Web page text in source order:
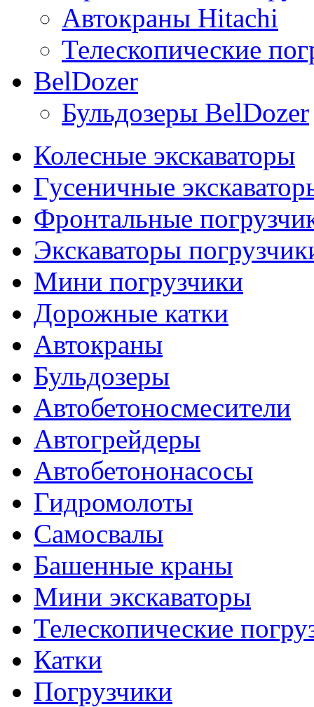
Автокраны Hitachi
Телескопические
BelDozer
Бульдозеры BelDozer
Колесные экскаваторы
Гусеничные
Фронтальные
Экскаваторы
Мини погрузчики
Дорожные катки
Автокраны
Бульдозеры
Автобетоносмесители
Автогрейдеры
Автобетононасосы
Гидромолоты
Самосвалы
Башенные краны
Мини экскаваторы
Телескопические
Катки
Погрузчики